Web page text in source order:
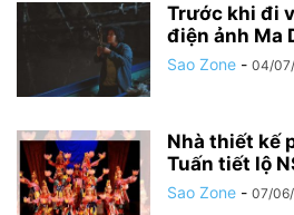
Trước khi đi
điện ảnh Ma
Sao Zone - 04/
Nhà thiết kế
Tuấn tiết lộ
Sao Zone - 07/